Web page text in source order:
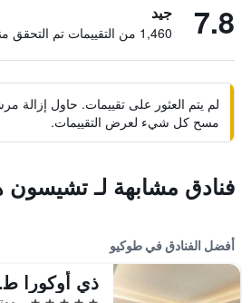
7.8 جيد
1,460 من التقييمات تم التحقق منها
لم يتم العثور على تقييمات. حاول إزالة
مسح كل شيء لعرض التقييمات.
فنادق مشابهة لـ تشيسون
أفضل الفنادق في طوكيو